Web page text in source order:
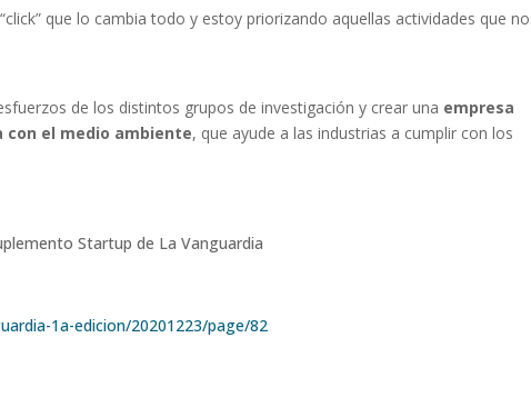
que lo cambia todo y estoy priorizando aquellas actividades que
de los distintos grupos de investigación y crear una empresa
con el medio ambiente, que ayude a las industrias a cumplir con los
Startup de La Vanguardia
1a-edicion/20201223/page/82